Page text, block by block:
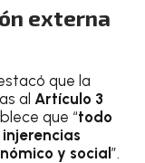
externa
que la
al Artículo 3
que “todo
y social”.